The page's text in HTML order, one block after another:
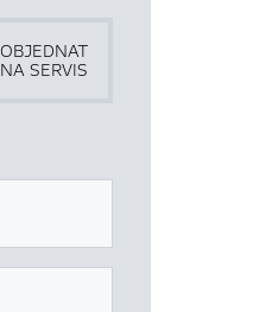
OBJEDNAT
NA SERVIS